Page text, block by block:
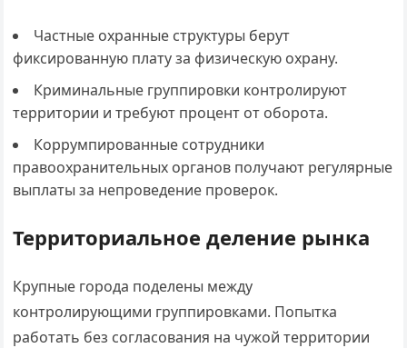
Частные охранные структуры берут
фиксированную плату за физическую охрану.
Криминальные группировки контролируют
территории и требуют процент от оборота.
Коррумпированные сотрудники
правоохранительных органов получают регулярные
выплаты за непроведение проверок.
Территориальное деление рынка
Крупные города поделены между
контролирующими группировками. Попытка
работать без согласования на чужой территории